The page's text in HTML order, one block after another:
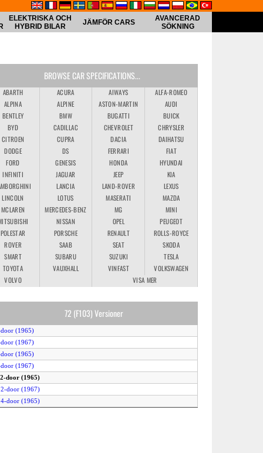
ELEKTRISKA OCH
HYBRID BILAR
JÄMFÖR CARS
AVANCERAD
SÖKNING
BROWSE CAR SPECIFICATIONS...
ABARTH ACURA AIWAYS
ALFA-ROMEO
ALPINA
ALPINE ASTON-MARTIN
AUDI
BENTLEY
BMW BUGATTI
BUICK
BYD
CADILLAC CHEVROLET
CHRYSLER
CITROEN
CUPRA DACIA
DAIHATSU
DODGE
DS FERRARI
FIAT
FORD
GENESIS HONDA
HYUNDAI
INFINITI
JAGUAR JEEP
KIA
LANCIA LAND-ROVER
LEXUS
LINCOLN
LOTUS MASERATI
MAZDA
MCLAREN
MERCEDES-BENZ MG
MINI
NISSAN OPEL
PEUGEOT
POLESTAR
PORSCHE RENAULT
ROLLS-ROYCE
ROVER
SAAB SEAT
SKODA
SMART
SUBARU SUZUKI
TESLA
TOYOTA
VAUXHALL VINFAST
VOLKSWAGEN
VOLVO
VISA MER
72 (F103) Versioner
(1965)
(1967)
(1965)
(1967)
door (1965)
door (1967)
door (1965)